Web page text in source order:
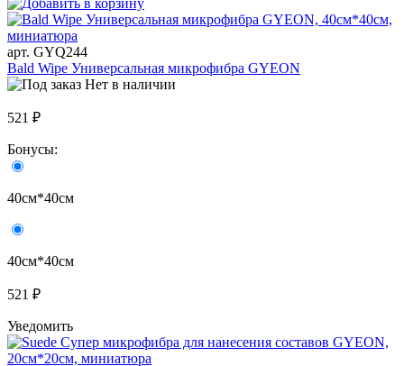
арт. GYQ244
Bald Wipe Универсальная микрофибра GYEON
Нет в наличии
521 ₽
Бонусы:
40см*40см
40см*40см
521 ₽
Уведомить